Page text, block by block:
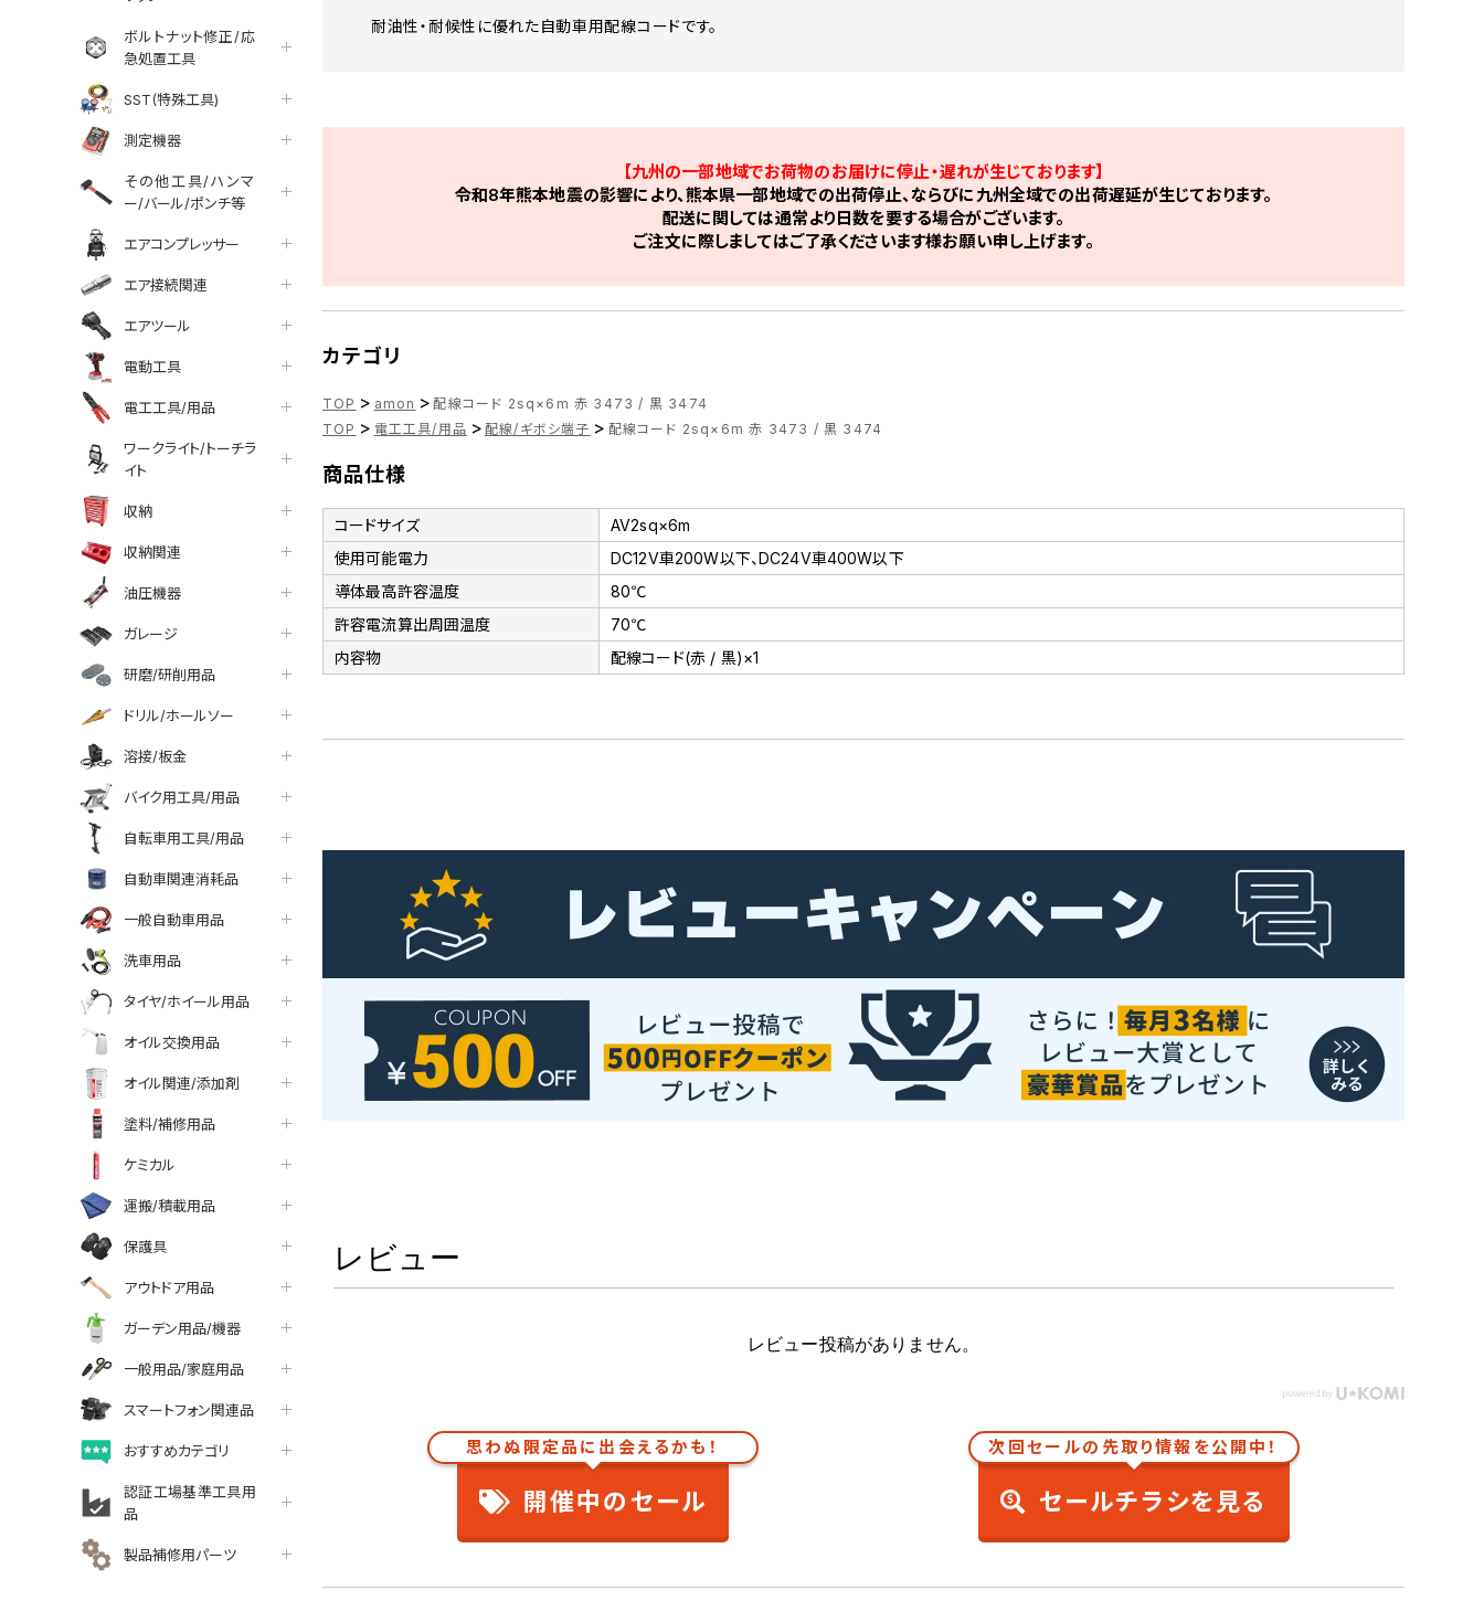
ボルトナット修正/応
急処置工具
SST(特殊工具)
測定機器
その他工具/ハンマ
ー/バール/ポンチ等
エアコンプレッサー
エア接続関連
エアツール
電動工具
電工工具/用品
ワークライト/トーチラ
イト
収納
収納関連
油圧機器
ガレージ
研磨/研削用品
ドリル/ホールソー
溶接/板金
バイク用工具/用品
自転車用工具/用品
自動車関連消耗品
一般自動車用品
洗車用品
タイヤ/ホイール用品
オイル交換用品
オイル関連/添加剤
塗料/補修用品
ケミカル
運搬/積載用品
保護具
アウトドア用品
ガーデン用品/機器
一般用品/家庭用品
スマートフォン関連品
おすすめカテゴリ
認証工場基準工具用
品
製品補修用パーツ
耐油性・耐候性に優れた自動車用配線コードです。
【九州の一部地域でお荷物のお届けに停止・遅れが生じております】
令和8年熊本地震の影響により、熊本県一部地域での出荷停止、ならびに九州全域での出荷遅延が生じております。
配送に関しては通常より日数を要する場合がございます。
ご注文に際しましてはご了承くださいます様お願い申し上げます。
カテゴリ
TOP > amon > 配線コード 2sq×6m 赤 3473 / 黒 3474
TOP > 電工工具/用品 > 配線/ギボシ端子 > 配線コード 2sq×6m 赤 3473 / 黒 3474
商品仕様
コードサイズ
AV2sq×6m
使用可能電力
DC12V車200W以下、DC24V車400W以下
導体最高許容温度
80℃
許容電流算出周囲温度
70℃
内容物
配線コード(赤 / 黒)×1
レビュー
レビュー投稿がありません。
思わぬ限定品に出会えるかも！
開催中のセール
次回セールの先取り情報を公開中！
セールチラシを見る